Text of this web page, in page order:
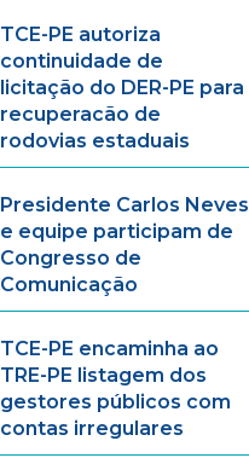
TCE-PE autoriza
continuidade de
licitação do DER-PE para
recuperacão de
rodovias estaduais
Presidente Carlos Neves
e equipe participam de
Congresso de
Comunicação
TCE-PE encaminha ao
TRE-PE listagem dos
gestores públicos com
contas irregulares